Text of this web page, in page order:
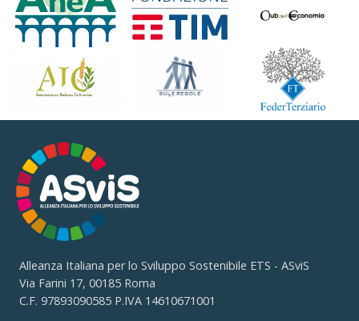
Alleanza Italiana per lo Sviluppo Sostenibile ETS - ASviS
Via Farini 17, 00185 Roma
C.F. 97893090585 P.IVA 14610671001